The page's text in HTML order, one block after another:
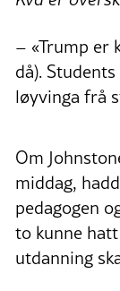
– «Trump er
då).
løyvinga frå
Om
middag,
pedagogen
to kunne
utdanning